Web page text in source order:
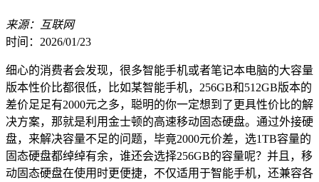
来源：互联网
时间：2026/01/23
细心的消费者会发现，很多智能手机或者笔记本电脑的大容量
版本性价比都很低，比如某智能手机，256GB和512GB版本的
差价足足有2000元之多，聪明的你一定想到了更具性价比的解
决方案，那就是利用金士顿的高速移动固态硬盘。通过外接硬
盘，来解决容量不足的问题，毕竟2000元价差，选1TB容量的
固态硬盘都绰绰有余，谁还会选择256GB的容量呢？并且，移
动固态硬盘在使用时更便捷，不仅适用于智能手机，还兼容各